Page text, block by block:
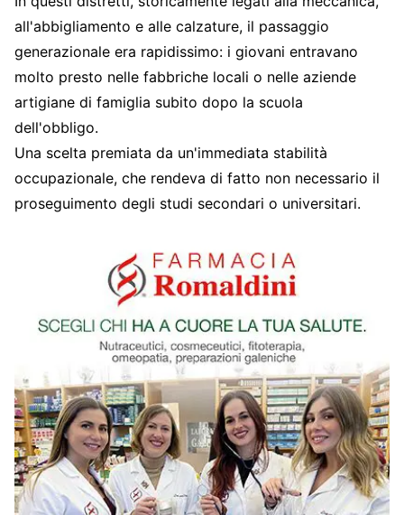
all'abbigliamento e alle calzature, il passaggio
generazionale era rapidissimo: i giovani entravano
molto presto nelle fabbriche locali o nelle aziende
artigiane di famiglia subito dopo la scuola
dell'obbligo.
Una scelta premiata da un'immediata stabilità
occupazionale, che rendeva di fatto non necessario il
proseguimento degli studi secondari o universitari.